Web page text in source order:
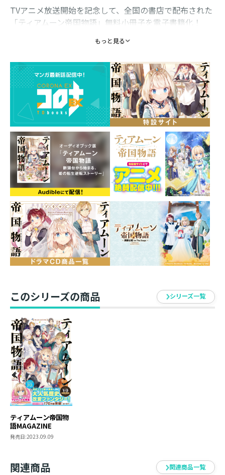
TVアニメ放送開始を記念して、全国の書店で配布された
「ティアムーン帝国物語」無料小冊子を電子書籍化！
７２ページもあります！
「１冊丸ごと、ティアムーンの雑誌があったら嬉し
い！」を意識した豪華小冊子を是非ゲットしてくださ
い！
もっと見る
このシリーズの商品 シリーズ一覧
ティアムーン帝国物
語MAGAZINE
発売日:2023.09.09
関連商品 関連商品一覧